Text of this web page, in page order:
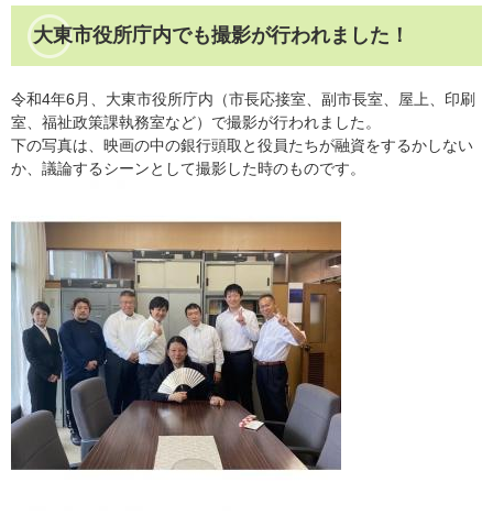
大東市役所庁内でも撮影が行われました！
令和4年6月、大東市役所庁内（市長応接室、副市長室、屋上、印刷
室、福祉政策課執務室など）で撮影が行われました。
下の写真は、映画の中の銀行頭取と役員たちが融資をするかしない
か、議論するシーンとして撮影した時のものです。